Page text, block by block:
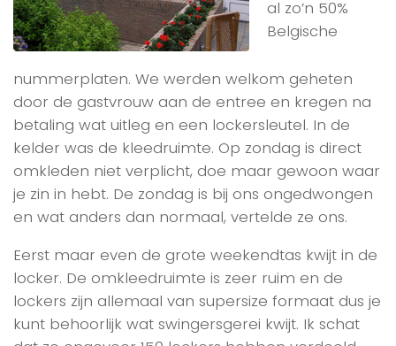
al zo’n 50%
Belgische
nummerplaten. We werden welkom geheten
door de gastvrouw aan de entree en kregen na
betaling wat uitleg en een lockersleutel. In de
kelder was de kleedruimte. Op zondag is direct
omkleden niet verplicht, doe maar gewoon waar
je zin in hebt. De zondag is bij ons ongedwongen
en wat anders dan normaal, vertelde ze ons.
Eerst maar even de grote weekendtas kwijt in de
locker. De omkleedruimte is zeer ruim en de
lockers zijn allemaal van supersize formaat dus je
kunt behoorlijk wat swingersgerei kwijt. Ik schat